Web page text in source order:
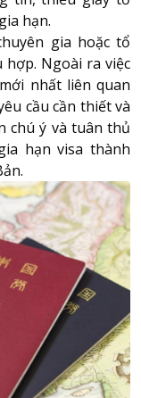
hạn.
gia hoặc tổ
Ngoài ra việc
nhất liên quan
cầu cần thiết và
chú ý và tuân thủ
hạn visa thành